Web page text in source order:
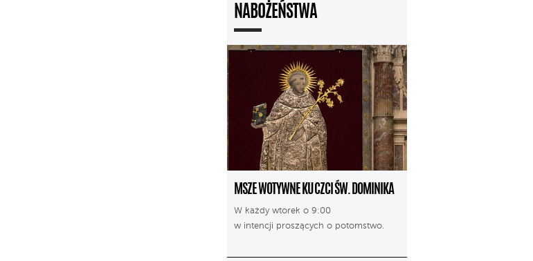
NABOŻEŃSTWA
MSZE WOTYWNE KU CZCI ŚW. DOMINIKA
W każdy wtorek o 9:00
w intencji proszących o potomstwo.